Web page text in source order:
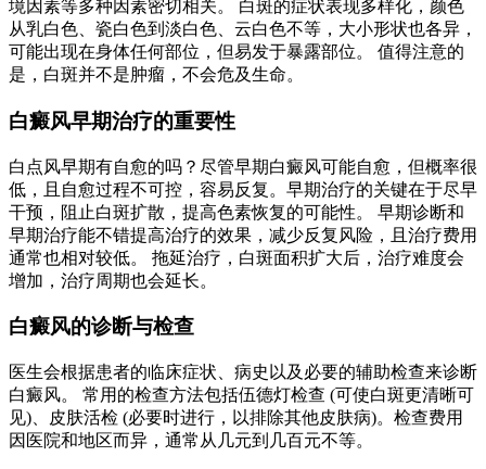
境因素等多种因素密切相关。 白斑的症状表现多样化，颜色
从乳白色、瓷白色到淡白色、云白色不等，大小形状也各异，
可能出现在身体任何部位，但易发于暴露部位。 值得注意的
是，白斑并不是肿瘤，不会危及生命。
白癜风早期治疗的重要性
白点风早期有自愈的吗？尽管早期白癜风可能自愈，但概率很
低，且自愈过程不可控，容易反复。早期治疗的关键在于尽早
干预，阻止白斑扩散，提高色素恢复的可能性。 早期诊断和
早期治疗能不错提高治疗的效果，减少反复风险，且治疗费用
通常也相对较低。 拖延治疗，白斑面积扩大后，治疗难度会
增加，治疗周期也会延长。
白癜风的诊断与检查
医生会根据患者的临床症状、病史以及必要的辅助检查来诊断
白癜风。 常用的检查方法包括伍德灯检查 (可使白斑更清晰可
见)、皮肤活检 (必要时进行，以排除其他皮肤病)。检查费用
因医院和地区而异，通常从几元到几百元不等。